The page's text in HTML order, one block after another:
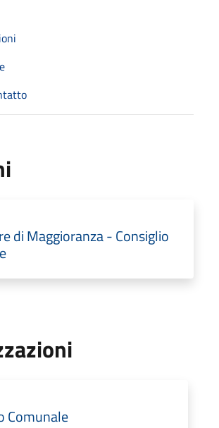
di Maggioranza - Consiglio
Comunale